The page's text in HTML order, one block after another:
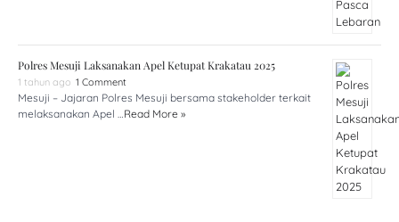
Polres Mesuji Laksanakan Apel Ketupat Krakatau 2025
1 tahun ago 1 Comment
Mesuji – Jajaran Polres Mesuji bersama stakeholder terkait
melaksanakan Apel …Read More »